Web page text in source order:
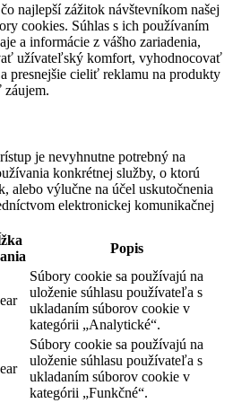
najlepší zážitok návštevníkom našej
cookies. Súhlas s ich používaním
a informácie z vášho zariadenia,
užívateľský komfort, vyhodnocovať
presnejšie cieliť reklamu na produkty
záujem.
je nevyhnutne potrebný na
konkrétnej služby, o ktorú
alebo výlučne na účel uskutočnenia
elektronickej komunikačnej
Popis
Súbory cookie sa používajú na
uloženie súhlasu používateľa s
ukladaním súborov cookie v
kategórii „Analytické“.
Súbory cookie sa používajú na
uloženie súhlasu používateľa s
ukladaním súborov cookie v
kategórii „Funkčné“.